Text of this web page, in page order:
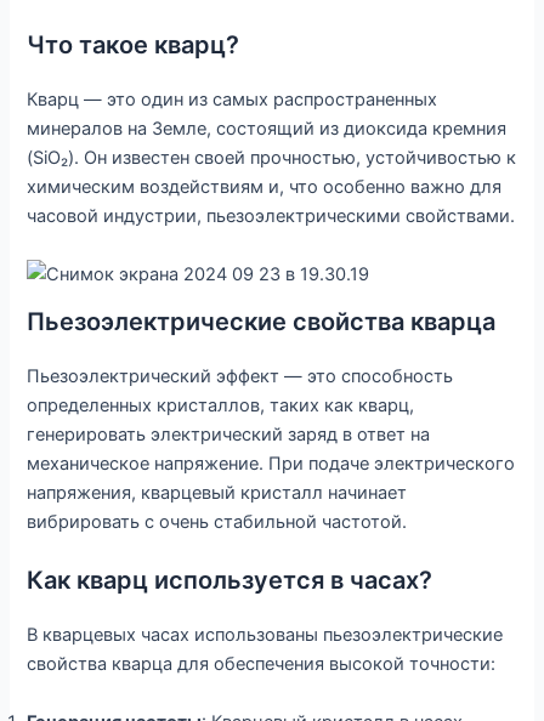
Что такое кварц?
Кварц — это один из самых распространенных
минералов на Земле, состоящий из диоксида кремния
(SiO₂). Он известен своей прочностью, устойчивостью к
химическим воздействиям и, что особенно важно для
часовой индустрии, пьезоэлектрическими свойствами.
Пьезоэлектрические свойства кварца
Пьезоэлектрический эффект — это способность
определенных кристаллов, таких как кварц,
генерировать электрический заряд в ответ на
механическое напряжение. При подаче электрического
напряжения, кварцевый кристалл начинает
вибрировать с очень стабильной частотой.
Как кварц используется в часах?
В кварцевых часах использованы пьезоэлектрические
свойства кварца для обеспечения высокой точности: